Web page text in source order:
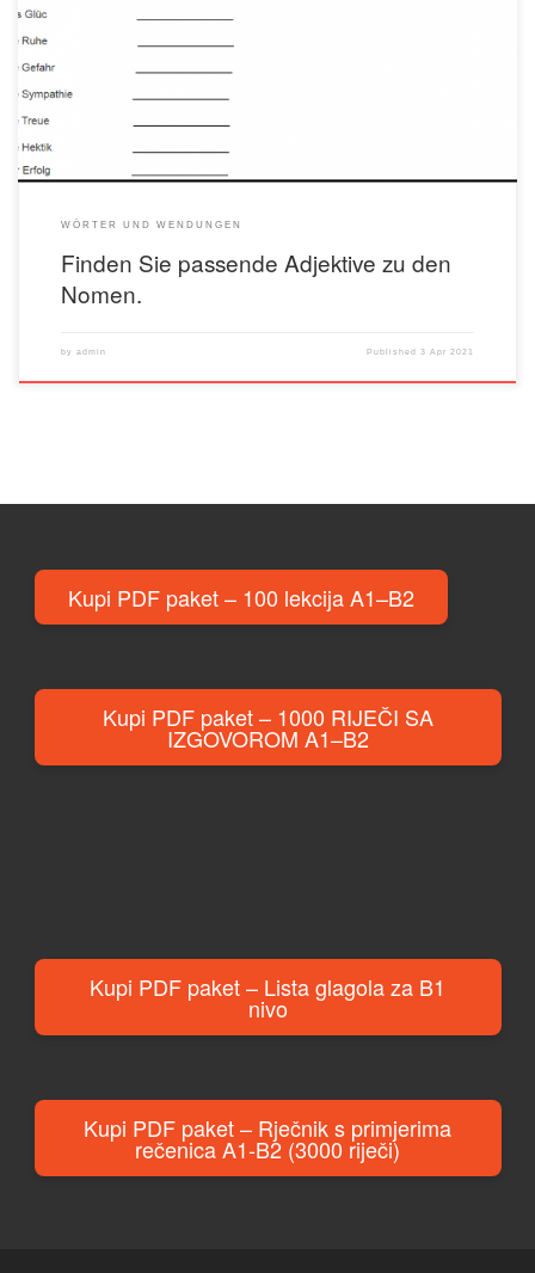
WÖRTER UND WENDUNGEN
Finden Sie passende Adjektive zu den
Nomen.
by admin Published3 Apr 2021
Kupi PDF paket – 100 lekcija A1–B2
Kupi PDF paket – 1000 RIJEČI SA
IZGOVOROM A1–B2
Kupi PDF paket – Lista glagola za B1
nivo
Kupi PDF paket – Rječnik s primjerima
rečenica A1-B2 (3000 riječi)